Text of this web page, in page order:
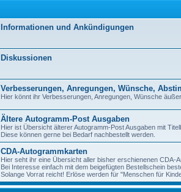
Informationen und Ankündigungen
Diskussionen
Verbesserungen, Anregungen, Wünsche,
Hier könnt ihr Verbesserungen, Anregungen, Wünsche
Ältere Autogramm-Post Ausgaben
Hier ist Übersicht älterer Autogramm-Post Ausgaben mit
Diese können gerne bei Bedarf nachbestellt werden.
CDA-Autogrammkarten
Hier seht ihr eine Übersicht aller bisher erschienenen CDA-
Bei Interesse einfach mit dem beigefügten Bestellschein
Solange Vorrat reicht! Erlöse werden für "Menschen für